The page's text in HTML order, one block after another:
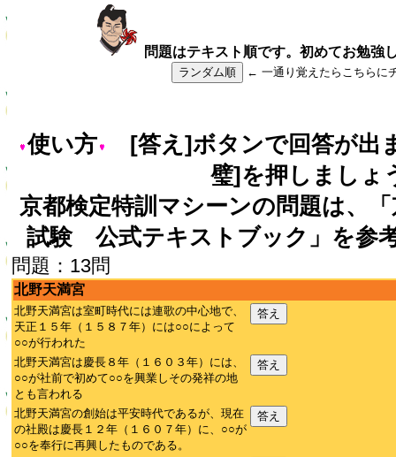
問題はテキスト順です。初めてお勉強
ランダム順 ← 一通り覚えたらこちらに
使い方
[答え]ボタンで回答が出
璧]を押しましょ
京都検定特訓マシーンの問題は、
試験 公式テキストブック」を参
問題：13問
北野天満宮
北野天満宮は室町時代には連歌の中心地で、
天正１５年（１５８７年）には○○によって
○○が行われた
答え
北野天満宮は慶長８年（１６０３年）には、
○○が社前で初めて○○を興業しその発祥の地
とも言われる
答え
北野天満宮の創始は平安時代であるが、現在
の社殿は慶長１２年（１６０７年）に、○○が
○○を奉行に再興したものである。
答え